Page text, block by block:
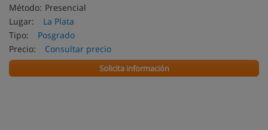
Método: Presencial
Lugar:
La Plata
Tipo:
Posgrado
Precio:
Consultar precio
Solicita información